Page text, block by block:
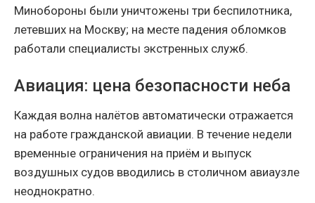
Минобороны были уничтожены три беспилотника,
летевших на Москву; на месте падения обломков
работали специалисты экстренных служб.
Авиация: цена безопасности неба
Каждая волна налётов автоматически отражается
на работе гражданской авиации. В течение недели
временные ограничения на приём и выпуск
воздушных судов вводились в столичном авиаузле
неоднократно.